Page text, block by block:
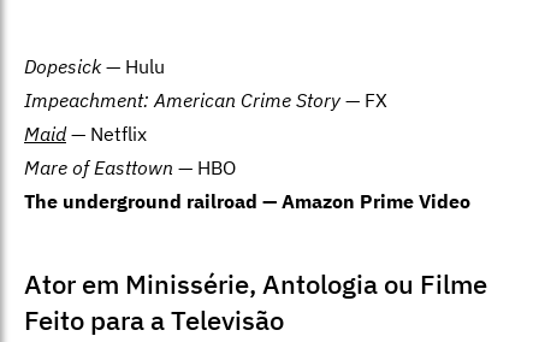
Dopesick— Hulu
Impeachment: American Crime Story — FX
Maid— Netflix
Mare of Easttown — HBO
The underground railroad — Amazon Prime Video
Ator em Minissérie, Antologia ou Filme
Feito para a Televisão